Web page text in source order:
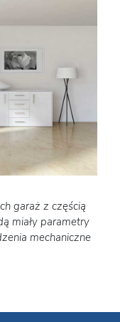
garaż z częścią
miały parametry
mechaniczne